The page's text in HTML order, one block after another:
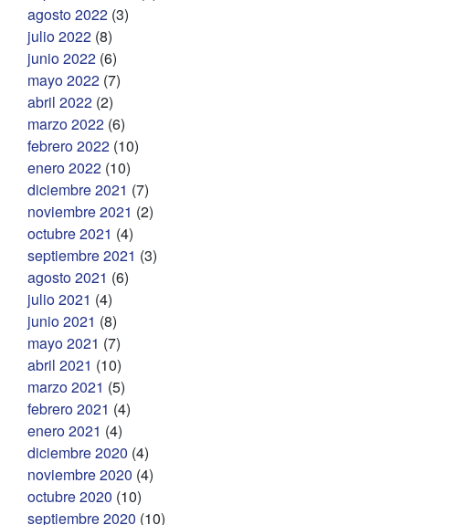
agosto 2022 (3)
julio 2022 (8)
junio 2022 (6)
mayo 2022 (7)
abril 2022 (2)
marzo 2022 (6)
febrero 2022 (10)
enero 2022 (10)
diciembre 2021 (7)
noviembre 2021 (2)
octubre 2021 (4)
septiembre 2021 (3)
agosto 2021 (6)
julio 2021 (4)
junio 2021 (8)
mayo 2021 (7)
abril 2021 (10)
marzo 2021 (5)
febrero 2021 (4)
enero 2021 (4)
diciembre 2020 (4)
noviembre 2020 (4)
octubre 2020 (10)
septiembre 2020 (10)